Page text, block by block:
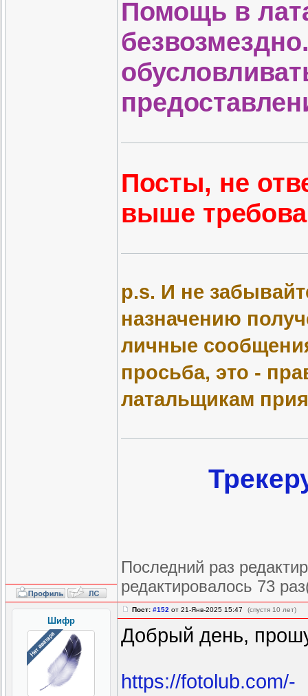
Помощь в
Посты, не
выше
p.s. И не
назначению
личные
просьба, это -
латальщикам
Последний раз
редактировалось 73
Шифр
Пост: #152 от 21-Янв-2025 15:47 (спустя 10 лет)
Добрый день,
https://fotolub.com/-